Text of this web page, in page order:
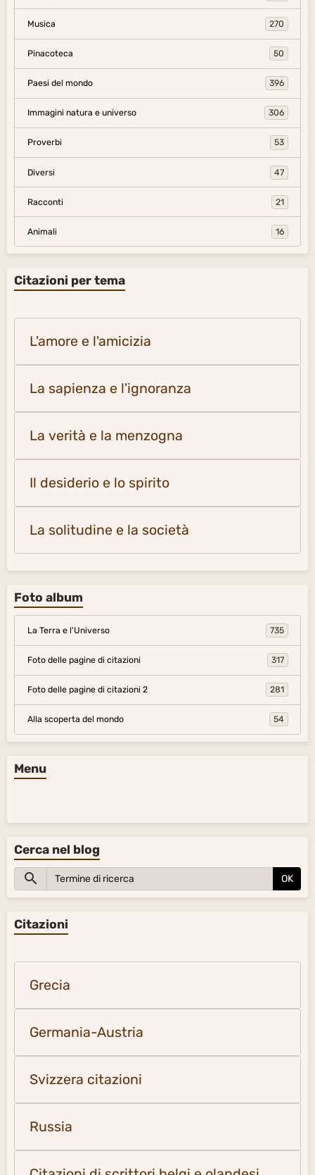
Musica 270
Pinacoteca 50
Paesi del mondo 396
Immagini natura e universo 306
Proverbi 53
Diversi 47
Racconti 21
Animali 16
Citazioni per tema
L'amore e l'amicizia
La sapienza e l'ignoranza
La verità e la menzogna
Il desiderio e lo spirito
La solitudine e la società
Foto album
La Terra e l'Universo 735
Foto delle pagine di citazioni 317
Foto delle pagine di citazioni 2 281
Alla scoperta del mondo 54
Menu
Cerca nel blog
OK
Citazioni
Grecia
Germania-Austria
Svizzera citazioni
Russia